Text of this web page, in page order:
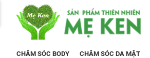
CHĂM SÓC BODY CHĂM SÓC DA MẶT